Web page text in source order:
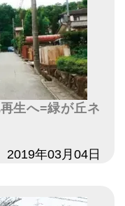
生へ=緑が丘ネ
2019年03月04日